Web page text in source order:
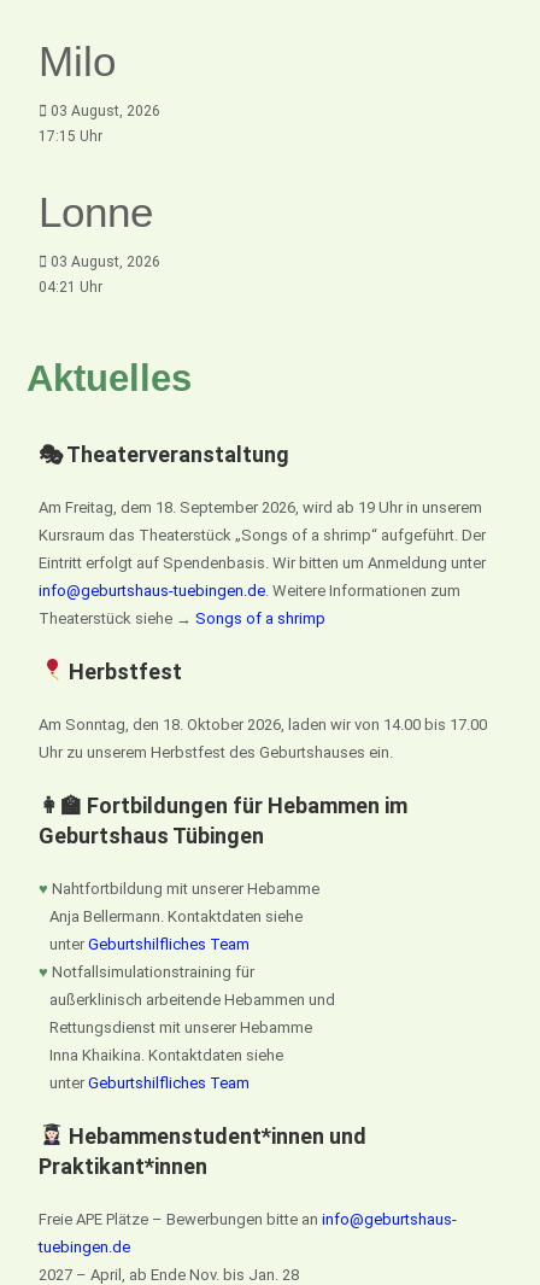
Milo
03 August, 2026
17:15 Uhr
Lonne
03 August, 2026
04:21 Uhr
Aktuelles
🎭 Theaterveranstaltung
Am Freitag, dem 18. September 2026, wird ab 19 Uhr in unserem
Kursraum das Theaterstück „Songs of a shrimp“ aufgeführt. Der
Eintritt erfolgt auf Spendenbasis. Wir bitten um Anmeldung unter
info@geburtshaus-tuebingen.de . Weitere Informationen zum
Theaterstück siehe →Songs of a shrimp
Herbstfest
Am Sonntag, den 18. Oktober 2026, laden wir von 14.00 bis 17.00
Uhr zu unserem Herbstfest des Geburtshauses ein.
👩‍🏫 Fortbildungen für Hebammen im
Geburtshaus Tübingen
♥ Nahtfortbildung mit unserer Hebamme
Anja Bellermann. Kontaktdaten siehe
unterGeburtshilfliches Team
♥ Notfallsimulationstraining für
außerklinisch arbeitende Hebammen und
Rettungsdienst mit unserer Hebamme
Inna Khaikina. Kontaktdaten siehe
unterGeburtshilfliches Team
Hebammenstudent*innen und
Praktikant*innen
Freie APE Plätze – Bewerbungen bitte aninfo@geburtshaus-
tuebingen.de
2027 – April, ab Ende Nov. bis Jan. 28